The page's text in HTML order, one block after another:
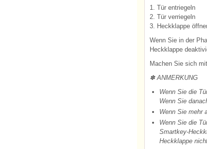
1. Tür entriegeln
2. Tür verriegeln
3. Heckklappe
Wenn Sie in der
Heckklappe
Machen Sie sich
✽ ANMERKUNG
Wenn Sie die
Wenn Sie
Wenn Sie mehr
Wenn Sie die
Smartkey-
Heckklappe